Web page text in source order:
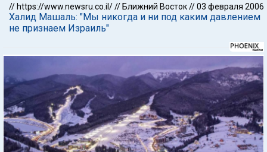
// https://www.newsru.co.il/// Ближний Восток//03 февраля 2006
Халид Машаль: "Мы никогда и ни под каким давлением
не признаем Израиль"